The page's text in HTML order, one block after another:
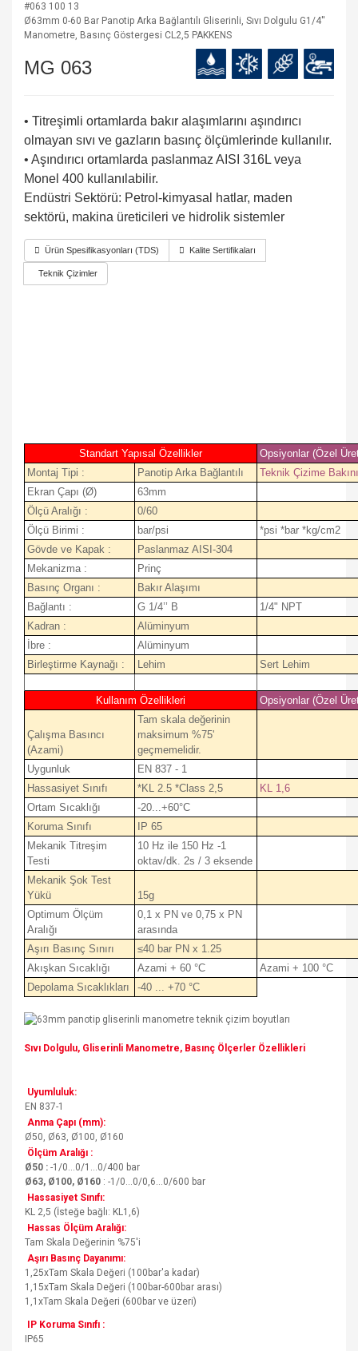
#063 100 13
Ø63mm 0-60 Bar Panotip Arka Bağlantılı Gliserinli, Sıvı Dolgulu G1/4''
Manometre, Basınç Göstergesi CL2,5 PAKKENS
MG 063
• Titreşimli ortamlarda bakır alaşımlarını aşındırıcı
olmayan sıvı ve gazların basınç ölçümlerinde kullanılır.
• Aşındırıcı ortamlarda paslanmaz AISI 316L veya
Monel 400 kullanılabilir.
Endüstri Sektörü: Petrol-kimyasal hatlar, maden
sektörü, makina üreticileri ve hidrolik sistemler
Ürün Spesifikasyonları (TDS) Kalite Sertifikaları
Teknik Çizimler
Standart Yapısal Özellikler
Opsiyonlar (Özel
Montaj Tipi :
Panotip Arka Bağlantılı
Teknik Çizime
Ekran Çapı (Ø)
63mm
Ölçü Aralığı :
0/60
Ölçü Birimi :
bar/psi
*psi *bar *kg/cm2
Gövde ve Kapak :
Paslanmaz AISI-304
Mekanizma :
Prinç
Basınç Organı :
Bakır Alaşımı
Bağlantı :
G 1/4’’ B
1/4" NPT
Kadran :
Alüminyum
İbre :
Alüminyum
Birleştirme Kaynağı :
Lehim Sert Lehim
Kullanım Özellikleri Opsiyonlar (Özel
Çalışma Basıncı
(Azami)
Tam skala değerinin
maksimum %75'
geçmemelidir.
Uygunluk
EN 837 - 1
Hassasiyet Sınıfı
*KL 2.5 *Class 2,5
KL 1,6
Ortam Sıcaklığı
-20...+60°C
Koruma Sınıfı
IP 65
Mekanik Titreşim
Testi
10 Hz ile 150 Hz -1
oktav/dk. 2s / 3 eksende
Mekanik Şok Test
Yükü
15g
Optimum Ölçüm
Aralığı
0,1 x PN ve 0,75 x PN
arasında
Aşırı Basınç Sınırı
≤40 bar PN x 1.25
Akışkan Sıcaklığı
Azami + 60 °C
Azami + 100 °C
Depolama Sıcaklıkları
-40 ... +70 °C
Sıvı Dolgulu, Gliserinli Manometre, Basınç Ölçerler Özellikleri
Uyumluluk:
EN 837-1
Anma Çapı (mm):
Ø50, Ø63, Ø100, Ø160
Ölçüm Aralığı :
Ø50 : -1/0...0/1...0/400 bar
Ø63, Ø100, Ø160 : -1/0...0/0,6...0/600 bar
Hassasiyet Sınıfı:
KL 2,5 (İsteğe bağlı: KL1,6)
Hassas Ölçüm Aralığı:
Tam Skala Değerinin %75'i
Aşırı Basınç Dayanımı:
1,25xTam Skala Değeri (100bar'a kadar)
1,15xTam Skala Değeri (100bar-600bar arası)
1,1xTam Skala Değeri (600bar ve üzeri)
IP Koruma Sınıfı :
IP65